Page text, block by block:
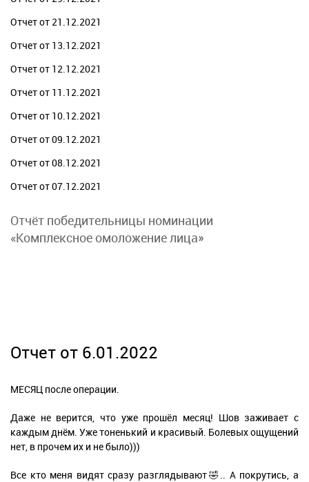
Отчет от 21.12.2021
Отчет от 13.12.2021
Отчет от 12.12.2021
Отчет от 11.12.2021
Отчет от 10.12.2021
Отчет от 09.12.2021
Отчет от 08.12.2021
Отчет от 07.12.2021
Отчёт победительницы номинации
«Комплексное омоложение лица»
Отчет от 6.01.2022
МЕСЯЦ после операции.
Даже не верится, что уже прошёл месяц! Шов заживает с
каждым днём. Уже тоненький и красивый. Болевых ощущений
нет, в прочем их и не было)))
Все кто меня видят сразу разглядывают🤣.. А покрутись, а